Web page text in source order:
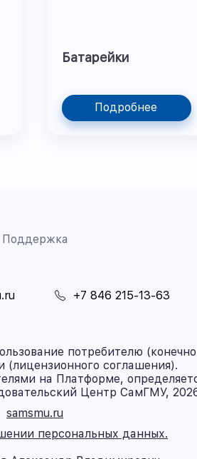
Батарейки
Подробнее
Поддержка
+7 846 215-13-63
потребителю
(лицензионного соглашения).
на Платформе,
Центр СамГМУ,
samsmu.ru
персональных данных.